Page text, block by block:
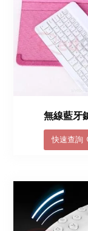
無線藍牙
快速查詢